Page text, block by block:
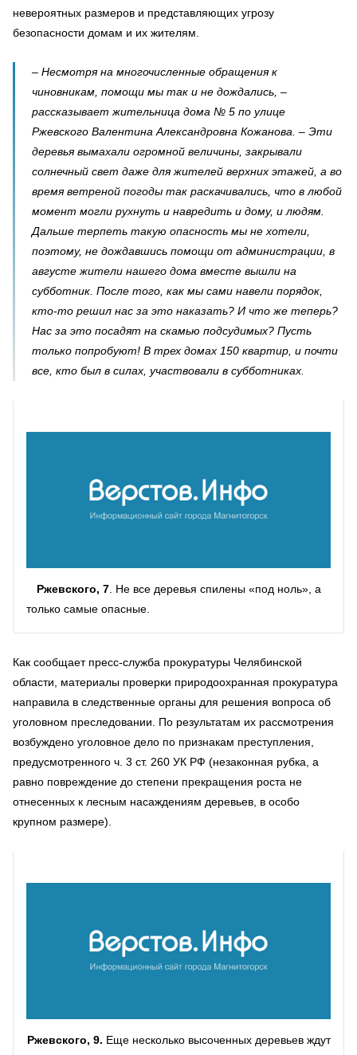
невероятных размеров и представляющих угрозу
безопасности домам и их жителям.
– Несмотря на многочисленные обращения к
чиновникам, помощи мы так и не дождались, –
рассказывает жительница дома № 5 по улице
Ржевского Валентина Александровна Кожанова. – Эти
деревья вымахали огромной величины, закрывали
солнечный свет даже для жителей верхних этажей, а во
время ветреной погоды так раскачивались, что в любой
момент могли рухнуть и навредить и дому, и людям.
Дальше терпеть такую опасность мы не хотели,
поэтому, не дождавшись помощи от администрации, в
августе жители нашего дома вместе вышли на
субботник. После того, как мы сами навели порядок,
кто-то решил нас за это наказать? И что же теперь?
Нас за это посадят на скамью подсудимых? Пусть
только попробуют! В трех домах 150 квартир, и почти
все, кто был в силах, участвовали в субботниках.
Ржевского, 7. Не все деревья спилены «под ноль», а
только самые опасные.
Как сообщает пресс-служба прокуратуры Челябинской
области, материалы проверки природоохранная прокуратура
направила в следственные органы для решения вопроса об
уголовном преследовании. По результатам их рассмотрения
возбуждено уголовное дело по признакам преступления,
предусмотренного ч. 3 ст. 260 УК РФ (незаконная рубка, а
равно повреждение до степени прекращения роста не
отнесенных к лесным насаждениям деревьев, в особо
крупном размере).
Ржевского, 9. Еще несколько высоченных деревьев ждут